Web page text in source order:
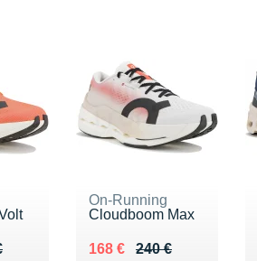
€
On-Running
Cloudboom Max
240 €
Au lieu de 240 €
168 €
Vendu 168 €